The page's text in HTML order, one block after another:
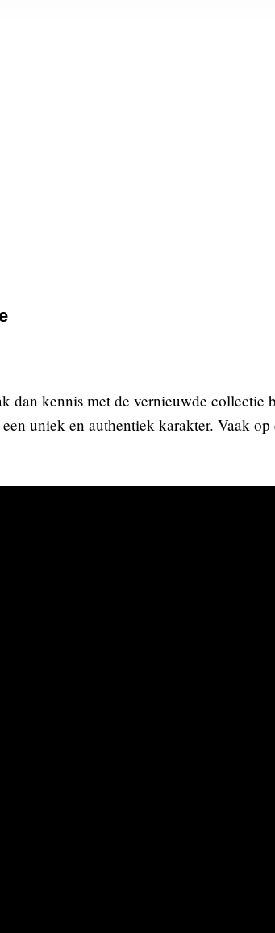
dan kennis met de vernieuwde
uniek en authentiek karakter. Vaak